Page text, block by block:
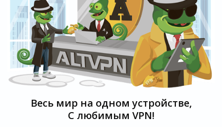
Весь мир на одном устройстве,
С любимым VPN!